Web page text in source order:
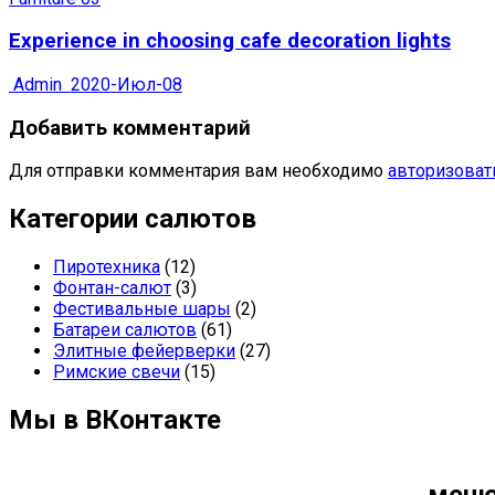
Experience in choosing cafe decoration lights
Admin 2020-Июл-08
Добавить комментарий
Для отправки комментария вам необходимо
Категории салютов
Пиротехника (12)
Фонтан-салют (3)
Фестивальные шары (2)
Батареи салютов (61)
Элитные фейерверки (27)
Римские свечи (15)
Мы в ВКонтакте